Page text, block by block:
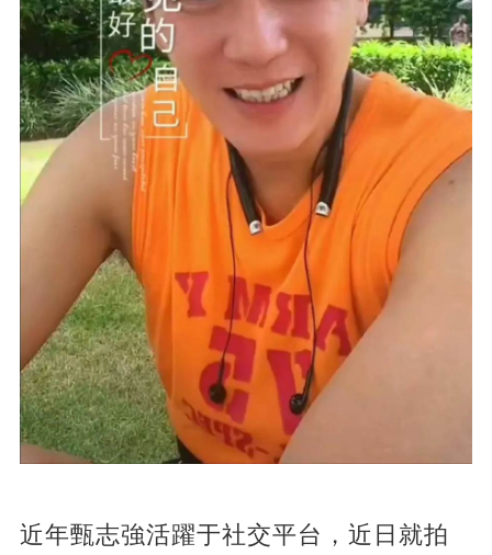
近年甄志強活躍于社交平台，近日就拍